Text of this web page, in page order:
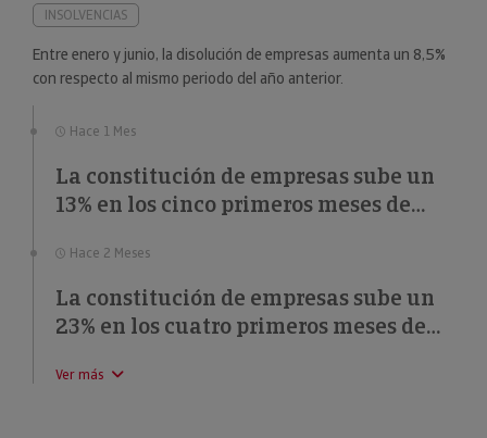
INSOLVENCIAS
Entre enero y junio, la disolución de empresas aumenta un 8,5%
con respecto al mismo periodo del año anterior.
Hace 1 Mes
La constitución de empresas sube un
13% en los cinco primeros meses de
Hace 2 Meses
La constitución de empresas sube un
23% en los cuatro primeros meses de
Ver más